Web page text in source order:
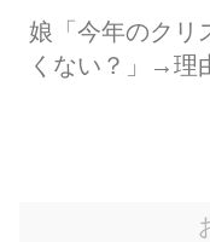
娘「今年のクリ
くない？」→理